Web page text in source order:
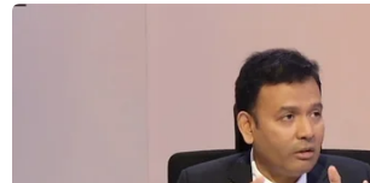
Bắc-Nam
Hành trình nối những cuộc đoàn
viên, đưa các Anh hùng liệt sỹ về với